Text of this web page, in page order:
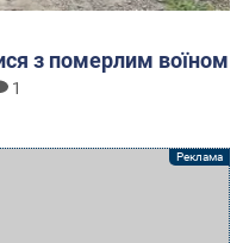
з померлим воїном
1